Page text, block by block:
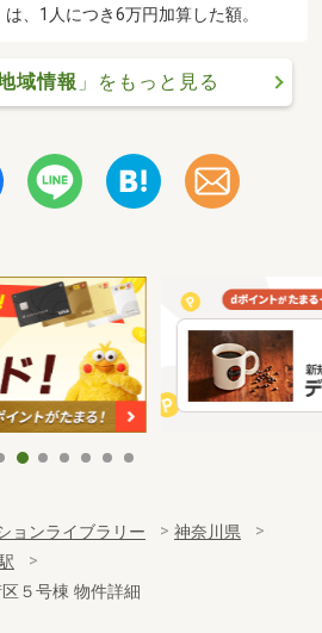
は、1人につき6万円加算した額。
域情報 」をもっと見る
ョンライブラリー
神奈川県
５号棟 物件詳細